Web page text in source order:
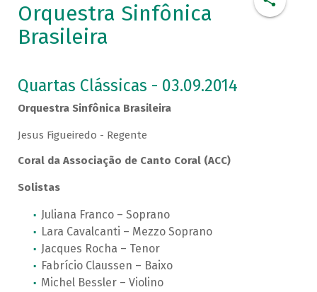
Orquestra Sinfônica
Brasileira
Quartas Clássicas - 03.09.2014
Orquestra Sinfônica Brasileira
Jesus Figueiredo - Regente
Coral da Associação de Canto Coral (ACC)
Solistas
Juliana Franco – Soprano
Lara Cavalcanti – Mezzo Soprano
Jacques Rocha – Tenor
Fabrício Claussen – Baixo
Michel Bessler – Violino